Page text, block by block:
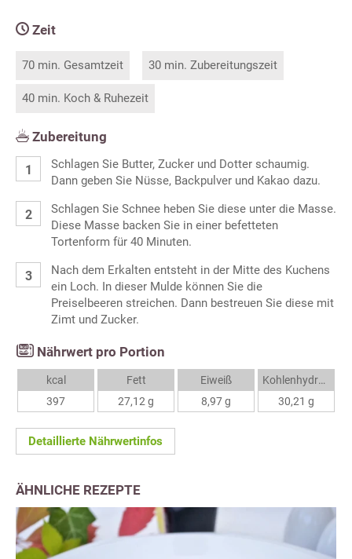
Zeit
70 min. Gesamtzeit 30 min. Zubereitungszeit
40 min. Koch & Ruhezeit
Zubereitung
Schlagen Sie Butter, Zucker und Dotter schaumig.
Dann geben Sie Nüsse, Backpulver und Kakao dazu.
Schlagen Sie Schnee heben Sie diese unter die Masse.
Diese Masse backen Sie in einer befetteten
Tortenform für 40 Minuten.
Nach dem Erkalten entsteht in der Mitte des Kuchens
ein Loch. In dieser Mulde können Sie die
Preiselbeeren streichen. Dann bestreuen Sie diese mit
Zimt und Zucker.
Nährwert pro Portion
kcal
397
Fett
27,12 g
Eiweiß
8,97 g
Kohlenhydrate
30,21 g
Detaillierte Nährwertinfos
ÄHNLICHE REZEPTE